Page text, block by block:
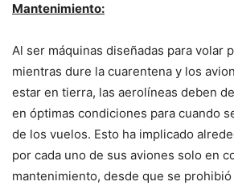
Mantenimiento:
Al ser máquinas diseñadas para volar
mientras dure la cuarentena y los
estar en tierra, las aerolíneas deben
en óptimas condiciones para cuando
de los vuelos. Esto ha implicado
por cada uno de sus aviones solo en
mantenimiento, desde que se